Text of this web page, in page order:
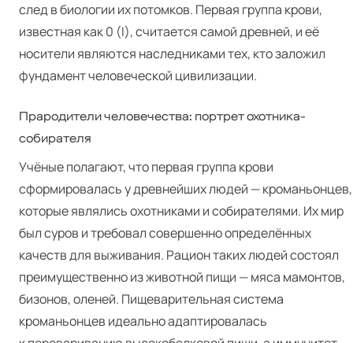
след в биологии их потомков. Первая группа крови,
известная как 0 (I), считается самой древней, и её
носители являются наследниками тех, кто заложил
фундамент человеческой цивилизации.
Прародители человечества: портрет охотника-
собирателя
Учёные полагают, что первая группа крови
сформировалась у древнейших людей — кроманьонцев,
которые являлись охотниками и собирателями. Их мир
был суров и требовал совершенно определённых
качеств для выживания. Рацион таких людей состоял
преимущественно из животной пищи — мяса мамонтов,
бизонов, оленей. Пищеварительная система
кроманьонцев идеально адаптировалась